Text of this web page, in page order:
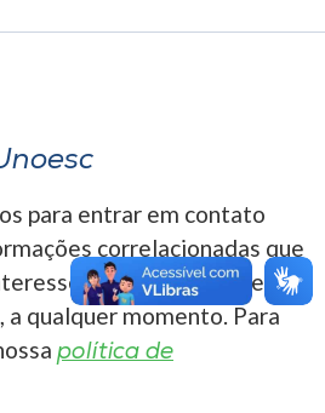
para entrar em contato
correlacionadas que
Você pode cancelar o
a qualquer momento. Para
política de